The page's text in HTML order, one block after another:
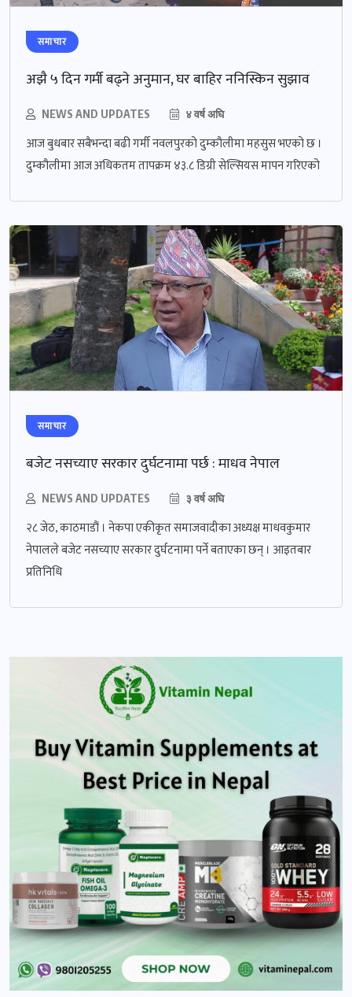
समाचार
अझै ५ दिन गर्मी बढ्ने अनुमान, घर बाहिर ननिस्किन सुझाव
NEWS AND UPDATES ४ वर्ष अघि
आज बुधबार सबैभन्दा बढी गर्मी नवलपुरको दुम्कौलीमा महसुस भएको छ ।
दुम्कौलीमा आज अधिकतम तापक्रम ४३.८ डिग्री सेल्सियस मापन गरिएको
समाचार
बजेट नसच्याए सरकार दुर्घटनामा पर्छ : माधव नेपाल
NEWS AND UPDATES ३ वर्ष अघि
२८ जेठ, काठमाडौं । नेकपा एकीकृत समाजवादीका अध्यक्ष माधवकुमार
नेपालले बजेट नसच्याए सरकार दुर्घटनामा पर्ने बताएका छन् । आइतबार
प्रतिनिधि